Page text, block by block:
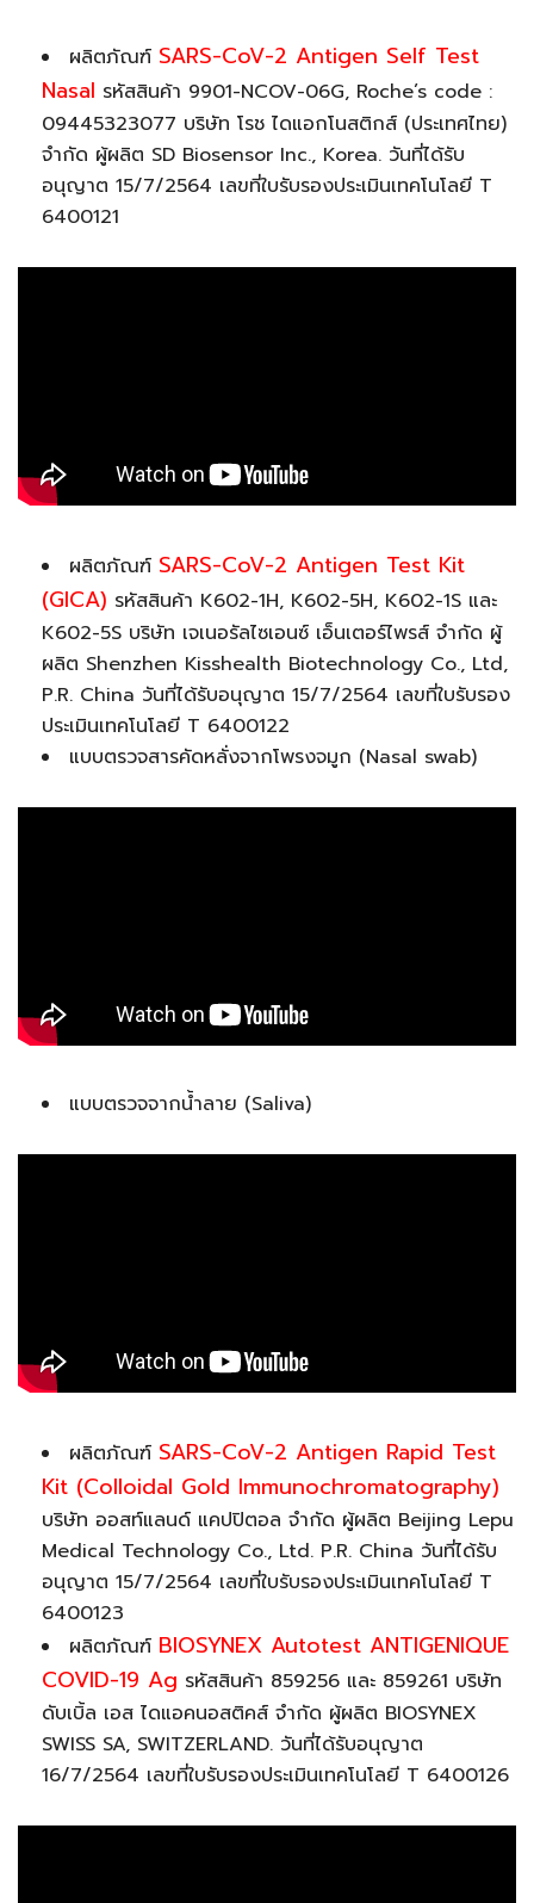
ผลิตภัณฑ์ SARS-CoV-2 Antigen Self Test
Nasal รหัสสินค้า 9901-NCOV-06G, Roche’s code :
09445323077 บริษัท โรช ไดแอกโนสติกส์ (ประเทศไทย)
จำกัด ผู้ผลิต SD Biosensor Inc., Korea. วันที่ได้รับ
อนุญาต 15/7/2564 เลขที่ใบรับรองประเมินเทคโนโลยี T
6400121
ผลิตภัณฑ์ SARS-CoV-2 Antigen Test Kit
(GICA) รหัสสินค้า K602-1H, K602-5H, K602-1S และ
K602-5S บริษัท เจเนอรัลไซเอนซ์ เอ็นเตอร์ไพรส์ จำกัด ผู้
ผลิต Shenzhen Kisshealth Biotechnology Co., Ltd,
P.R. China วันที่ได้รับอนุญาต 15/7/2564 เลขที่ใบรับรอง
ประเมินเทคโนโลยี T 6400122
แบบตรวจสารคัดหลั่งจากโพรงจมูก (Nasal swab)
แบบตรวจจากน้ำลาย (Saliva)
ผลิตภัณฑ์ SARS-CoV-2 Antigen Rapid Test
Kit (Colloidal Gold Immunochromatography)
บริษัท ออสท์แลนด์ แคปปิตอล จำกัด ผู้ผลิต Beijing Lepu
Medical Technology Co., Ltd. P.R. China วันที่ได้รับ
อนุญาต 15/7/2564 เลขที่ใบรับรองประเมินเทคโนโลยี T
6400123
ผลิตภัณฑ์ BIOSYNEX Autotest ANTIGENIQUE
COVID-19 Ag รหัสสินค้า 859256 และ 859261 บริษัท
ดับเบิ้ล เอส ไดแอคนอสติคส์ จำกัด ผู้ผลิต BIOSYNEX
SWISS SA, SWITZERLAND. วันที่ได้รับอนุญาต
16/7/2564 เลขที่ใบรับรองประเมินเทคโนโลยี T 6400126